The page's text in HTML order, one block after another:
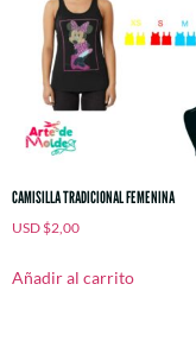
CAMISILLA TRADICIONAL FEMENINA
USD $2,00
Añadir al carrito